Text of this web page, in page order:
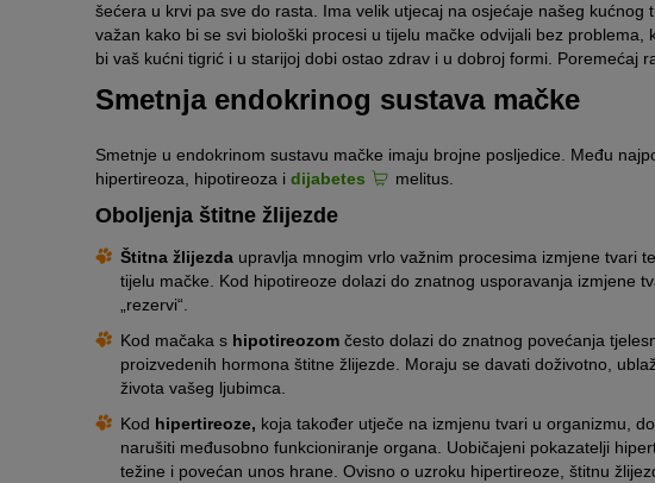
šećera u krvi pa sve do rasta. Ima velik utjecaj na osjećaje našeg kućnog
važan kako bi se svi biološki procesi u tijelu mačke odvijali bez
bi vaš kućni tigrić i u starijoj dobi ostao zdrav i u dobroj formi. Poremećaj
Smetnja endokrinog sustava mačke
Smetnje u endokrinom sustavu mačke imaju brojne posljedice. Među
hipertireoza, hipotireoza i dijabetes melitus.
Oboljenja štitne žlijezde
Štitna žlijezda upravlja mnogim vrlo važnim procesima izmjene tvari
tijelu mačke. Kod hipotireoze dolazi do znatnog usporavanja izmjene
„rezervi“.
Kod mačaka s hipotireozom često dolazi do znatnog povećanja
proizvedenih hormona štitne žlijezde. Moraju se davati doživotno,
života vašeg ljubimca.
Kod hipertireoze, koja također utječe na izmjenu tvari u organizmu,
narušiti međusobno funkcioniranje organa. Uobičajeni pokazatelji
težine i povećan unos hrane. Ovisno o uzroku hipertireoze, štitnu